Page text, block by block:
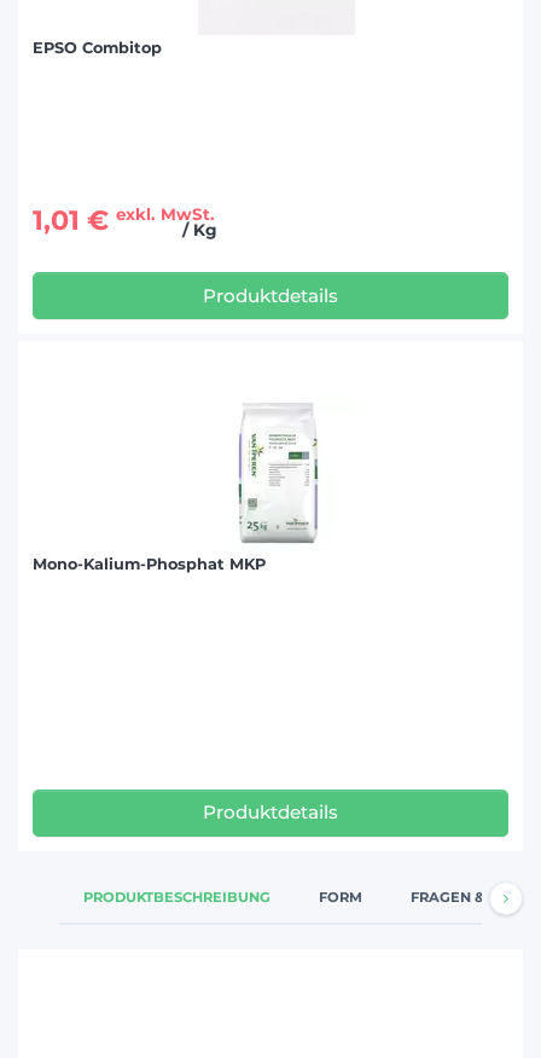
EPSO Combitop
1,01 € exkl. MwSt.
/ Kg
Produktdetails
Mono-Kalium-Phosphat MKP
Produktdetails
PRODUKTBESCHREIBUNG FORM FRAGEN &